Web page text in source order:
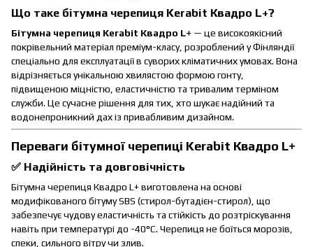
Що таке бітумна черепиця Kerabit Квадро L+?
Бітумна черепиця Kerabit Квадро L+ — це високоякісний
покрівельний матеріал преміум-класу, розроблений у Фінляндії
спеціально для експлуатації в суворих кліматичних умовах. Вона
відрізняється унікальною хвилястою формою гонту,
підвищеною міцністю, еластичністю та тривалим терміном
служби. Це сучасне рішення для тих, хто шукає надійний та
водонепроникний дах із привабливим дизайном.
Переваги бітумної черепиці Kerabit Квадро L+
✅ Надійність та довговічність
Бітумна черепиця Квадро L+ виготовлена на основі
модифікованого бітуму SBS (стирол-бутадієн-стирол), що
забезпечує чудову еластичність та стійкість до розтріскування
навіть при температурі до -40°C. Черепиця не боїться морозів,
спеки, сильного вітру чи злив.